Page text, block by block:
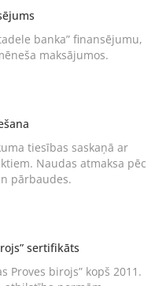
banka” finansējumu,
maksājumos.
tiesības saskaņā ar
Naudas atmaksa pēc
pārbaudes.
sertifikāts
Proves birojs” kopš 2011.